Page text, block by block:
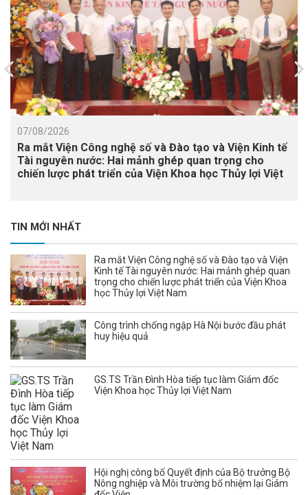
07/08/2026
Ra mắt Viện Công nghệ số và Đào tạo và Viện Kinh tế
Tài nguyên nước: Hai mảnh ghép quan trọng cho
chiến lược phát triển của Viện Khoa học Thủy lợi Việt
TIN MỚI NHẤT
Ra mắt Viện Công nghệ số và Đào tạo và Viện
Kinh tế Tài nguyên nước: Hai mảnh ghép quan
trọng cho chiến lược phát triển của Viện Khoa
học Thủy lợi Việt Nam
Công trình chống ngập Hà Nội bước đầu phát
huy hiệu quả
GS.TS Trần Đình Hòa tiếp tục làm Giám đốc
Viện Khoa học Thủy lợi Việt Nam
Hội nghị công bố Quyết định của Bộ trưởng Bộ
Nông nghiệp và Môi trường bổ nhiệm lại Giám